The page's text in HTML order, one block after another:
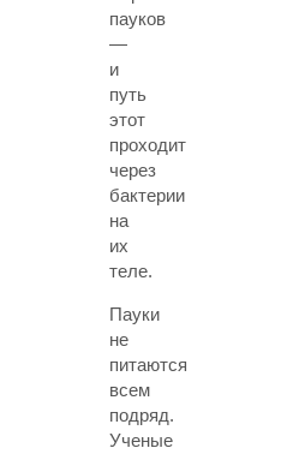
пауков
—
и
путь
этот
проходит
через
бактерии
на
их
теле.
Пауки
не
питаются
всем
подряд.
Ученые